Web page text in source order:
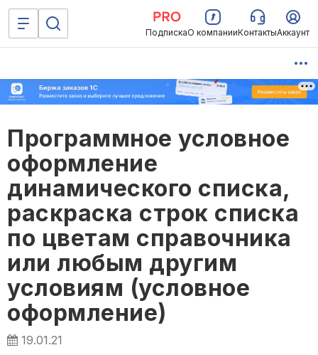
ПодпискаО компанииКонтактыАккаунт
Программное условное
оформление
динамического списка,
раскраска строк списка
по цветам справочника
или любым другим
условиям (условное
оформление)
19.01.21